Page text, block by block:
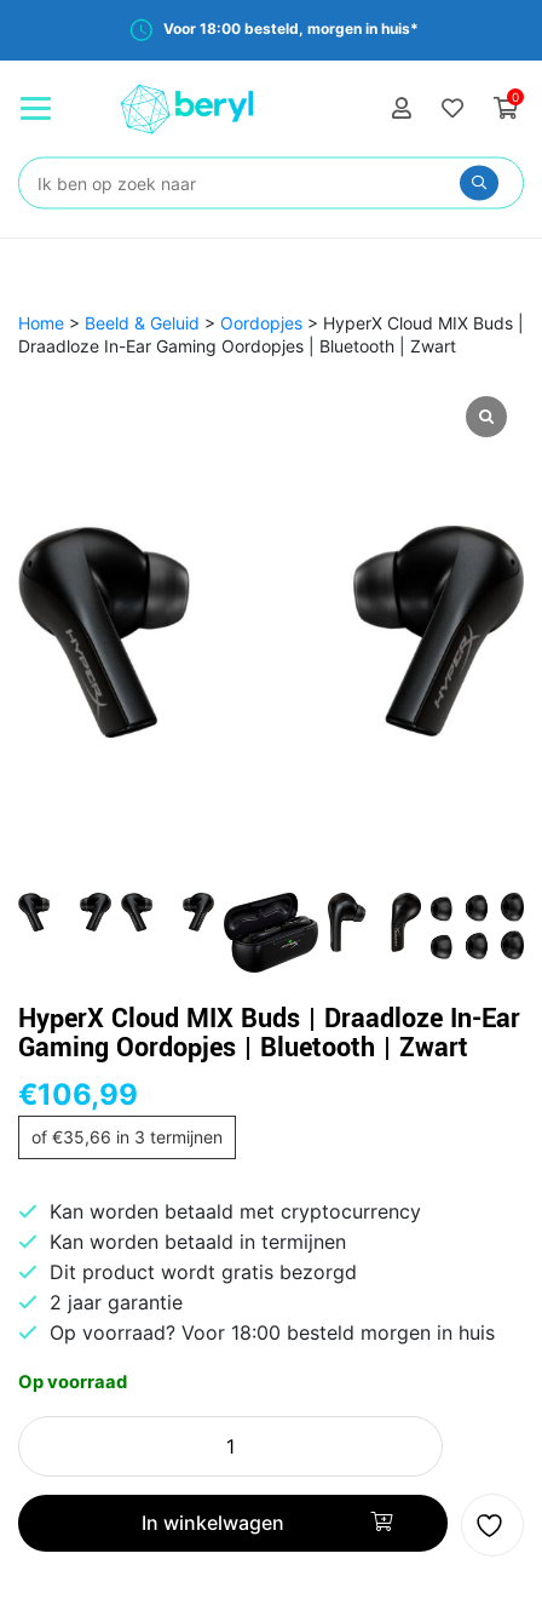
Voor 18:00 besteld, morgen in huis*
0
Zoeken:
Home > Beeld & Geluid > Oordopjes > HyperX Cloud MIX Buds |
Draadloze In-Ear Gaming Oordopjes | Bluetooth | Zwart
HyperX Cloud MIX Buds | Draadloze In-Ear
Gaming Oordopjes | Bluetooth | Zwart
€106,99
of €35,66 in 3 termijnen
Kan worden betaald met cryptocurrency
Kan worden betaald in termijnen
Dit product wordt gratis bezorgd
2 jaar garantie
Op voorraad? Voor 18:00 besteld morgen in huis
Op voorraad
HyperX
Cloud
Buds
|
In winkelwagen